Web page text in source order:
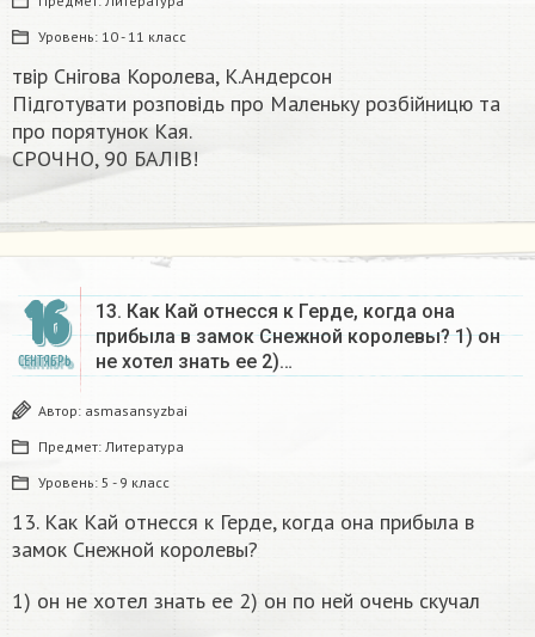
Уровень: 10 - 11 класс
твір Снігова Королева, К.Андерсон
Підготувати розповідь про Маленьку розбійницю та
про порятунок Кая.
СРОЧНО, 90 БАЛІВ!​
16
СЕНТЯБРЬ
13. Как Кай отнесся к Герде, когда она
прибыла в замок Снежной королевы? 1) он
не хотел знать ее 2)…
Автор: asmasansyzbai
Предмет: Литература
Уровень: 5 - 9 класс
13. Как Кай отнесся к Герде, когда она прибыла в
замок Снежной королевы?
1) он не хотел знать ее 2) он по ней очень скучал